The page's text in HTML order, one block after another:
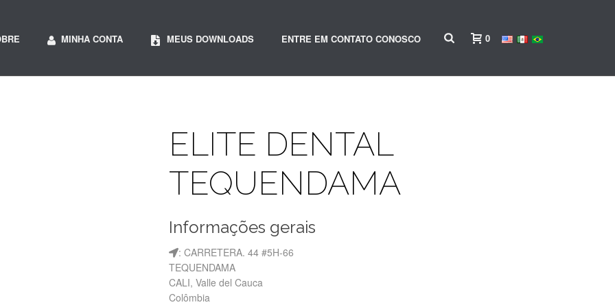
MINHA CONTA MEUS DOWNLOADS ENTRE EM CONTATO CONOSCO 0
ELITE DENTAL
TEQUENDAMA
Informações gerais
: CARRETERA. 44 #5H-66
TEQUENDAMA
CALI, Valle del Cauca
Colômbia